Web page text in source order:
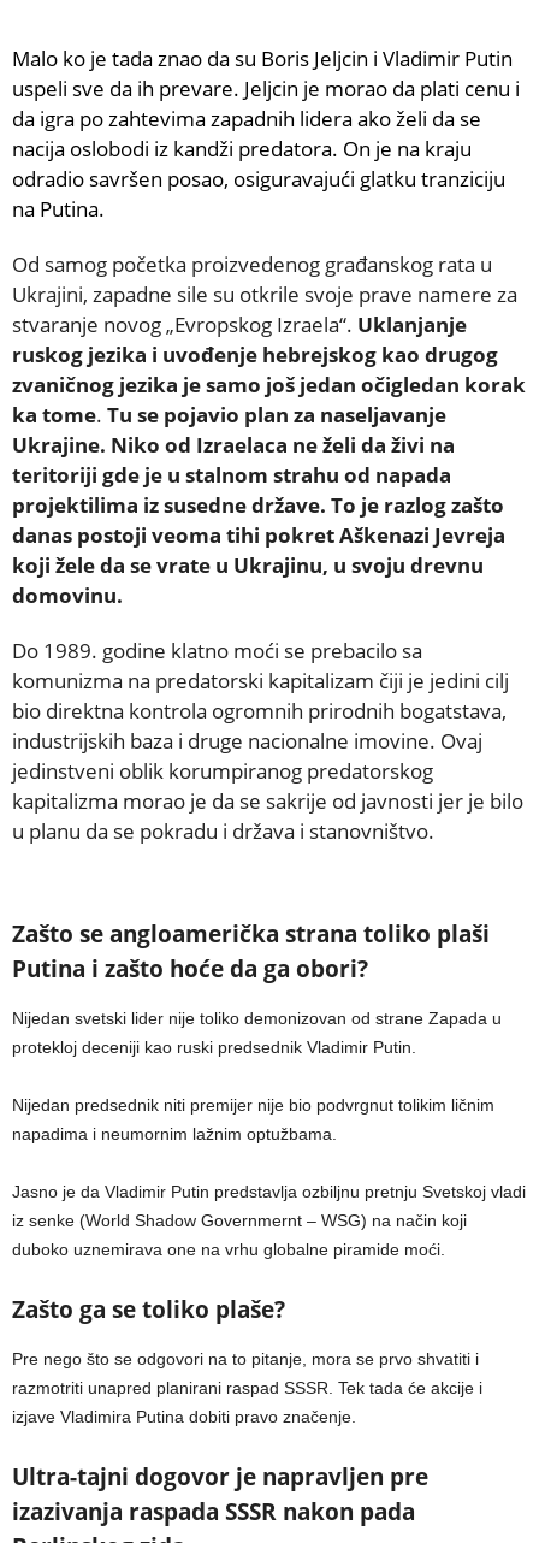
Malo ko je tada znao da su Boris Jeljcin i Vladimir Putin
uspeli sve da ih prevare. Jeljcin je morao da plati cenu i
da igra po zahtevima zapadnih lidera ako želi da se
nacija oslobodi iz kandži predatora. On je na kraju
odradio savršen posao, osiguravajući glatku tranziciju
na Putina.
Od samog početka proizvedenog građanskog rata u
Ukrajini, zapadne sile su otkrile svoje prave namere za
stvaranje novog „Evropskog Izraela“. Uklanjanje
ruskog jezika i uvođenje hebrejskog kao drugog
zvaničnog jezika je samo još jedan očigledan korak
ka tome. Tu se pojavio plan za naseljavanje
Ukrajine. Niko od Izraelaca ne želi da živi na
teritoriji gde je u stalnom strahu od napada
projektilima iz susedne države. To je razlog zašto
danas postoji veoma tihi pokret Aškenazi Jevreja
koji žele da se vrate u Ukrajinu, u svoju drevnu
domovinu.
Do 1989. godine klatno moći se prebacilo sa
komunizma na predatorski kapitalizam čiji je jedini cilj
bio direktna kontrola ogromnih prirodnih bogatstava,
industrijskih baza i druge nacionalne imovine. Ovaj
jedinstveni oblik korumpiranog predatorskog
kapitalizma morao je da se sakrije od javnosti jer je bilo
u planu da se pokradu i država i stanovništvo.
Zašto se angloamerička strana toliko plaši
Putina i zašto hoće da ga obori?
Nijedan svetski lider nije toliko demonizovan od strane Zapada u
protekloj deceniji kao ruski predsednik Vladimir Putin.
Nijedan predsednik niti premijer nije bio podvrgnut tolikim ličnim
napadima i neumornim lažnim optužbama.
Jasno je da Vladimir Putin predstavlja ozbiljnu pretnju Svetskoj vladi
iz senke (World Shadow Governmernt – WSG) na način koji
duboko uznemirava one na vrhu globalne piramide moći.
Zašto ga se toliko plaše?
Pre nego što se odgovori na to pitanje, mora se prvo shvatiti i
razmotriti unapred planirani raspad SSSR. Tek tada će akcije i
izjave Vladimira Putina dobiti pravo značenje.
Ultra-tajni dogovor je napravljen pre
izazivanja raspada SSSR nakon pada